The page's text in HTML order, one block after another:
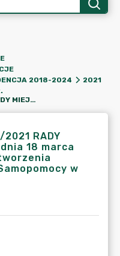
2018-2024
2021
UCHWAŁA NR XXXIX/239/2021 RADY MIEJSKIEJ W RZEPINIE Z DNIA 18 MARCA 2021 R. W SPRAWIE WOLI UTWORZENIA ŚRODOWISKOWEGO DOMU SAMOPOMOCY W RZEPINIE
2021 RADY
dnia 18 marca
w